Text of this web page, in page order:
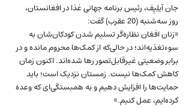
جان آیلِیِف، رئیس برنامه جهانی غذا در افغانستان،
روز سه‌شنبه (20 عقرب) گفت:
«زنان افغان نظاره‌گر تسلیم شدن کودکان‌شان به
سوء‌تغذیه‌اند؛ در حالی‌که از کمک‌ها محروم مانده و در
برابر وضعیتی غیرقابل‌تصور رها شده‌اند. اکنون زمان
کاهش کمک‌ها نیست. زمستان نزدیک است؛ باید
حمایت‌ها را افزایش دهیم و به همبستگی‌ای که وعده
کرده‌ایم، عمل کنیم.»